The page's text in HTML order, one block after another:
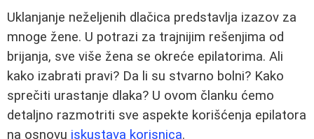
Uklanjanje neželjenih dlačica predstavlja izazov za
mnoge žene. U potrazi za trajnijim rešenjima od
brijanja, sve više žena se okreće epilatorima. Ali
kako izabrati pravi? Da li su stvarno bolni? Kako
sprečiti urastanje dlaka? U ovom članku ćemo
detaljno razmotriti sve aspekte korišćenja epilatora
na osnovu iskustava korisnica.